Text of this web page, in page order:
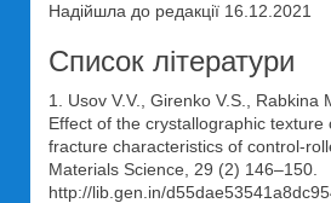
Надійшла до редакції 16.12.2021
Список літератури
1. Usov V.V., Girenko V.S., Rabkina
Effect of the crystallographic
fracture characteristics of control-
Materials Science, 29 (2) 146–150.
http://lib.gen.in/